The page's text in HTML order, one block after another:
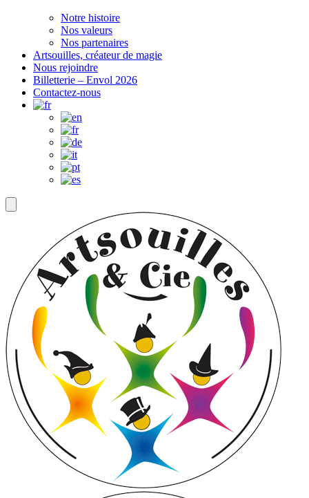
Notre histoire
Nos valeurs
Nos partenaires
Artsouilles, créateur de magie
Nous rejoindre
Billetterie – Envol 2026
Contactez-nous